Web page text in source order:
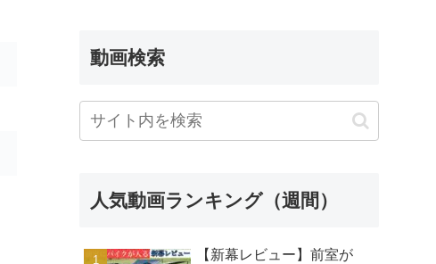
動画検索
人気動画ランキング（週間）
【新幕レビュー】前室が